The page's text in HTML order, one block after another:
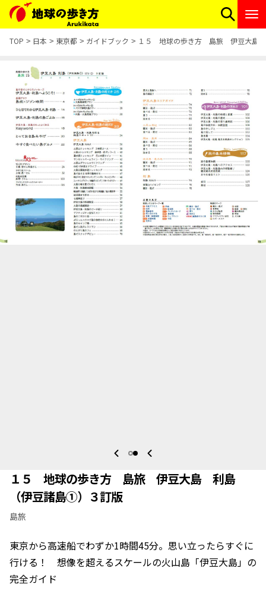
TOP 日本 東京都 ガイドブック １５ 地球の歩き方 島旅 伊豆大島
１５ 地球の歩き方 島旅 伊豆大島 利島
（伊豆諸島①）３訂版
島旅
東京から高速船でわずか1時間45分。思い立ったらすぐに
行ける！ 想像を超えるスケールの火山島「伊豆大島」の
完全ガイド